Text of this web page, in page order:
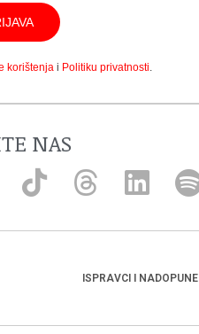
korištenjai Politiku privatnosti.
NAS
ISPRAVCI I NADOPUNE